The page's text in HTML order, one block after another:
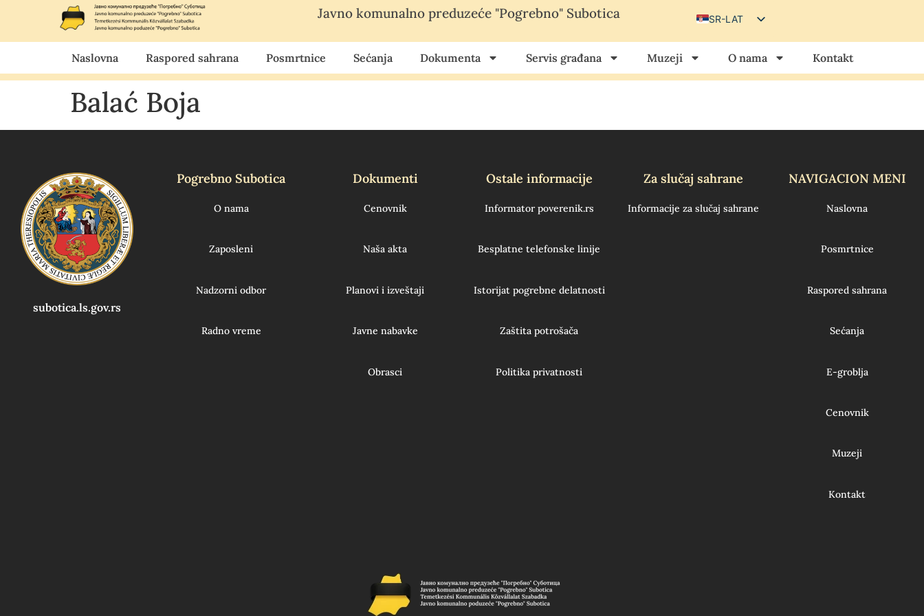
Javno komunalno preduzeće "Pogrebno" Subotica
SR-LAT
SR-CIR
Naslovna Raspored sahrana Posmrtnice Sećanja Dokumenta Servis građana Muzeji O nama Kontakt
Balać Boja
subotica.ls.gov.rs
Pogrebno Subotica
O nama
Zaposleni
Nadzorni odbor
Radno vreme
Dokumenti
Cenovnik
Naša akta
Planovi i izveštaji
Javne nabavke
Obrasci
Ostale informacije
Informator poverenik.rs
Besplatne telefonske linije
Istorijat pogrebne delatnosti
Zaštita potrošača
Politika privatnosti
Za slučaj sahrane
Informacije za slučaj sahrane
NAVIGACION MENI
Naslovna
Posmrtnice
Raspored sahrana
Sećanja
E-groblja
Cenovnik
Muzeji
Kontakt